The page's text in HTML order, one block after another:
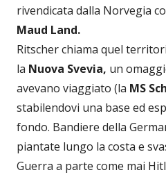
rivendicata dalla Norvegia
Maud Land.
Ritscher chiama quel
la Nuova Svevia, un
avevano viaggiato (la MS
stabilendovi una base ed
fondo. Bandiere della
piantate lungo la costa e
Guerra a parte come mai